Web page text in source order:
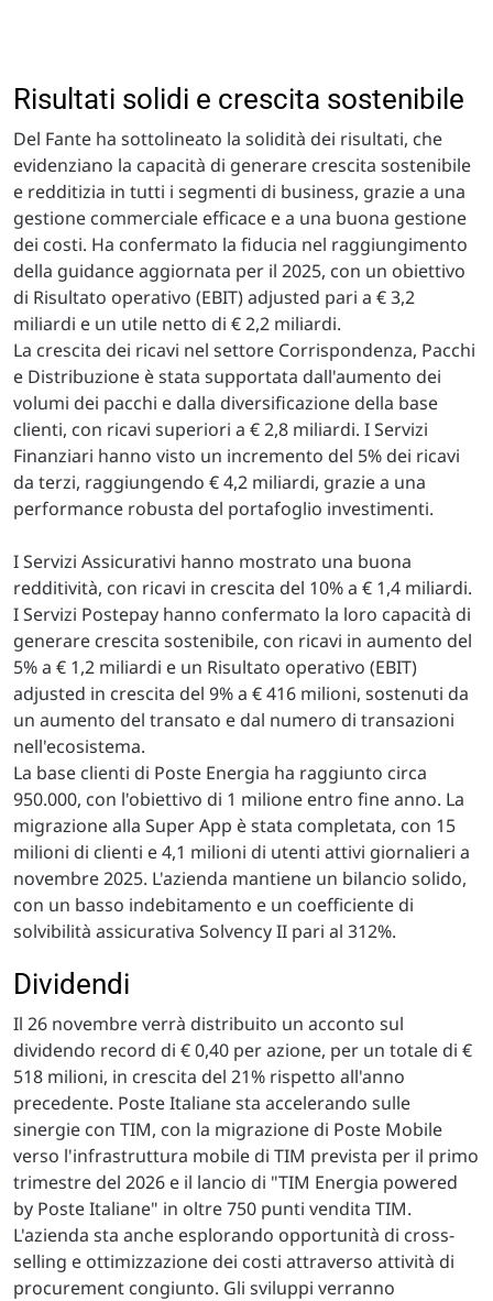
Risultati solidi e crescita sostenibile
Del Fante ha sottolineato la solidità dei risultati, che
evidenziano la capacità di generare crescita sostenibile
e redditizia in tutti i segmenti di business, grazie a una
gestione commerciale efficace e a una buona gestione
dei costi. Ha confermato la fiducia nel raggiungimento
della guidance aggiornata per il 2025, con un obiettivo
di Risultato operativo (EBIT) adjusted pari a € 3,2
miliardi e un utile netto di € 2,2 miliardi.
La crescita dei ricavi nel settore Corrispondenza, Pacchi
e Distribuzione è stata supportata dall'aumento dei
volumi dei pacchi e dalla diversificazione della base
clienti, con ricavi superiori a € 2,8 miliardi. I Servizi
Finanziari hanno visto un incremento del 5% dei ricavi
da terzi, raggiungendo € 4,2 miliardi, grazie a una
performance robusta del portafoglio investimenti.
I Servizi Assicurativi hanno mostrato una buona
redditività, con ricavi in crescita del 10% a € 1,4 miliardi.
I Servizi Postepay hanno confermato la loro capacità di
generare crescita sostenibile, con ricavi in aumento del
5% a € 1,2 miliardi e un Risultato operativo (EBIT)
adjusted in crescita del 9% a € 416 milioni, sostenuti da
un aumento del transato e dal numero di transazioni
nell'ecosistema.
La base clienti di Poste Energia ha raggiunto circa
950.000, con l'obiettivo di 1 milione entro fine anno. La
migrazione alla Super App è stata completata, con 15
milioni di clienti e 4,1 milioni di utenti attivi giornalieri a
novembre 2025. L'azienda mantiene un bilancio solido,
con un basso indebitamento e un coefficiente di
solvibilità assicurativa Solvency II pari al 312%.
Dividendi
Il 26 novembre verrà distribuito un acconto sul
dividendo record di € 0,40 per azione, per un totale di €
518 milioni, in crescita del 21% rispetto all'anno
precedente. Poste Italiane sta accelerando sulle
sinergie con TIM, con la migrazione di Poste Mobile
verso l'infrastruttura mobile di TIM prevista per il primo
trimestre del 2026 e il lancio di "TIM Energia powered
by Poste Italiane" in oltre 750 punti vendita TIM.
L'azienda sta anche esplorando opportunità di cross-
selling e ottimizzazione dei costi attraverso attività di
procurement congiunto. Gli sviluppi verranno